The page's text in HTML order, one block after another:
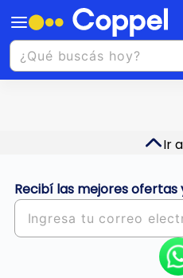
Ir
Recibí las mejores